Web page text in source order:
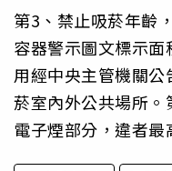
第3、禁止吸菸年齡
容器警示圖文標示
用經中央主管機關
菸室內外公共場所
電子煙部分，違者最